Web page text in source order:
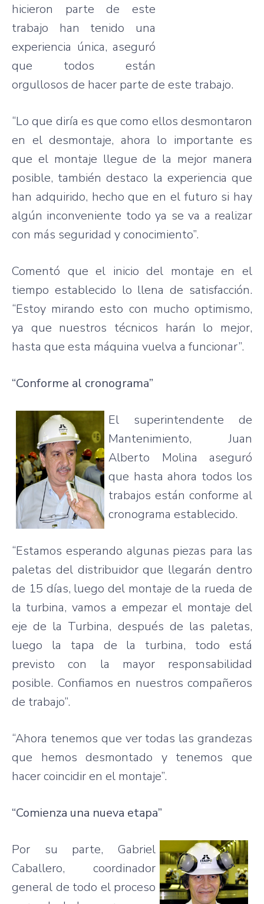
hicieron parte de este
trabajo han tenido una
experiencia única, aseguró
que todos están
orgullosos de hacer parte de este trabajo.
“Lo que diría es que como ellos desmontaron
en el desmontaje, ahora lo importante es
que el montaje llegue de la mejor manera
posible, también destaco la experiencia que
han adquirido, hecho que en el futuro si hay
algún inconveniente todo ya se va a realizar
con más seguridad y conocimiento”.
Comentó que el inicio del montaje en el
tiempo establecido lo llena de satisfacción.
“Estoy mirando esto con mucho optimismo,
ya que nuestros técnicos harán lo mejor,
hasta que esta máquina vuelva a funcionar”.
“Conforme al cronograma”
El superintendente de
Mantenimiento, Juan
Alberto Molina aseguró
que hasta ahora todos los
trabajos están conforme al
cronograma establecido.
“Estamos esperando algunas piezas para las
paletas del distribuidor que llegarán dentro
de 15 días, luego del montaje de la rueda de
la turbina, vamos a empezar el montaje del
eje de la Turbina, después de las paletas,
luego la tapa de la turbina, todo está
previsto con la mayor responsabilidad
posible. Confiamos en nuestros compañeros
de trabajo”.
“Ahora tenemos que ver todas las grandezas
que hemos desmontado y tenemos que
hacer coincidir en el montaje”.
“Comienza una nueva etapa”
Por su parte, Gabriel
Caballero, coordinador
general de todo el proceso